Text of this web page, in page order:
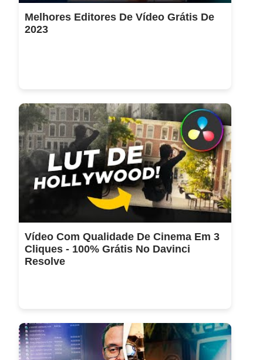
Melhores Editores De Vídeo Grátis De
2023
Vídeo Com Qualidade De Cinema Em 3
Cliques - 100% Grátis No Davinci
Resolve